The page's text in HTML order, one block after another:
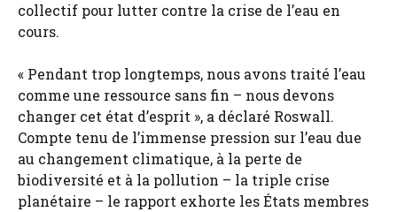
collectif pour lutter contre la crise de l’eau en
cours.
« Pendant trop longtemps, nous avons traité l’eau
comme une ressource sans fin – nous devons
changer cet état d’esprit », a déclaré Roswall.
Compte tenu de l’immense pression sur l’eau due
au changement climatique, à la perte de
biodiversité et à la pollution – la triple crise
planétaire – le rapport exhorte les États membres